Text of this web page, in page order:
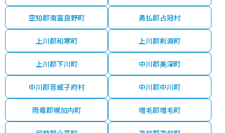
空知郡南富良野町 勇払郡占冠村
上川郡和寒町 上川郡剣淵町
上川郡下川町 中川郡美深町
中川郡音威子府村 中川郡中川町
雨竜郡幌加内町 増毛郡増毛町